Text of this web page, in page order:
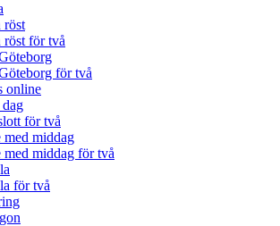
röst
för två
för två
online
för två
middag
middag för två
för två